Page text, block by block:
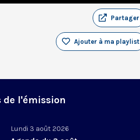
Partager
Ajouter à ma playlist
de l'émission
Lundi 3 août 2026